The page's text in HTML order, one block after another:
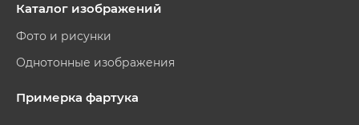
Каталог изображений
Фото и рисунки
Однотонные изображения
Примерка фартука